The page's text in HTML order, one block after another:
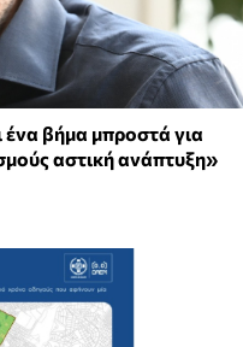
βήμα μπροστά για
αστική ανάπτυξη»